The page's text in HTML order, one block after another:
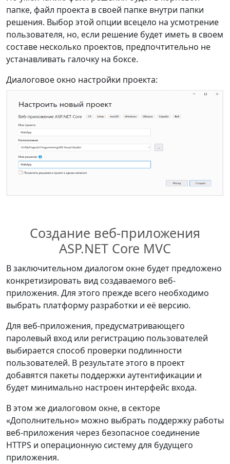
папке, файл проекта в своей папке внутри папки
решения. Выбор этой опции всецело на усмотрение
пользователя, но, если решение будет иметь в своем
составе несколько проектов, предпочтительно не
устанавливать галочку на боксе.
Диалоговое окно настройки проекта:
Создание веб-приложения
ASP.NET Core MVC
В заключительном диалогом окне будет предложено
конкретизировать вид создаваемого веб-
приложения. Для этого прежде всего необходимо
выбрать платформу разработки и её версию.
Для веб-приложения, предусматривающего
паролевый вход или регистрацию пользователей
выбирается способ проверки подлинности
пользователей. В результате этого в проект
добавятся пакеты поддержки аутентификации и
будет минимально настроен интерфейс входа.
В этом же диалоговом окне, в секторе
«Дополнительно» можно выбрать поддержку работы
веб-приложения через безопасное соединение
HTTPS и операционную систему для будущего
приложения.